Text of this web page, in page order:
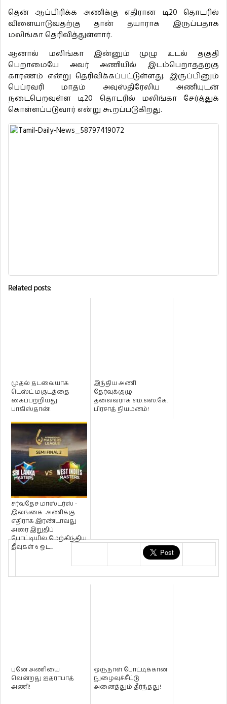
தென் ஆப்பிரிக்க அணிக்கு எதிரான டி20 தொடரில்
விளையாடுவதற்கு தான் தயாராக இருப்பதாக
மலிங்கா தெரிவித்துள்ளார்.
ஆனால் மலிங்கா இன்னும் முழு உடல் தகுதி
பெறாமையே அவர் அணியில் இடம்பெறாததற்கு
காரணம் என்று தெரிவிக்கப்பட்டுள்ளது. இருப்பினும்
பெப்ரவரி மாதம் அவுஸ்திரேலிய அணியுடன்
நடைபெறவுள்ள டி20 தொடரில் மலிங்கா சேர்த்துக்
கொள்ளப்படுவார் என்று கூறப்படுகிறது.
Related posts:
முதல் தடவையாக
டெஸ்ட் மகுடத்தை
கைப்பற்றியது
பாகிஸ்தான்!
இந்திய அணி
தேர்வுக்குழு
தலைவராக எம்.எஸ்.கே.
பிரசாத் நியமனம்!
சர்வதேச மாஸ்டர்ஸ் -
இலங்கை அணிக்கு
எதிராக இரண்டாவது
அரை இறுதிப்
போட்டியில் மேற்கிந்திய
தீவுகள் 6 ஓட...
புனே அணியை
வென்றது ஐதராபாத்
அணி!
ஒருநாள் போட்டிக்கான
நுழைவுச்சீட்டு
அனைத்தும் தீர்ந்தது!